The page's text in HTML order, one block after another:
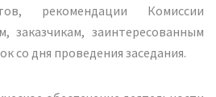
рекомендации Комиссии
заказчикам, заинтересованным
со дня проведения заседания.